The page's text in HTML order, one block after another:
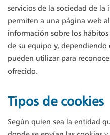
servicios de la sociedad de la
permiten a una página web
información sobre los
de su equipo y,
pueden utilizar para
ofrecido.
Tipos de cookies
Según quien sea la entidad